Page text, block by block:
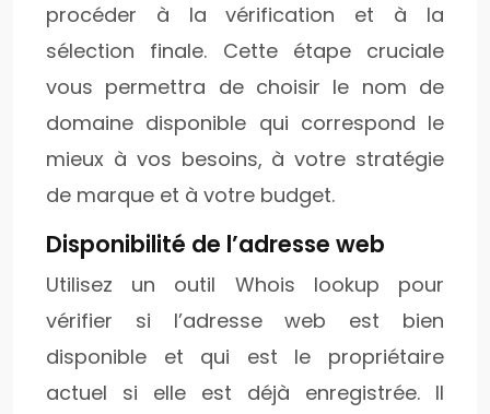
procéder à la vérification et à la
sélection finale. Cette étape cruciale
vous permettra de choisir le nom de
domaine disponible qui correspond le
mieux à vos besoins, à votre stratégie
de marque et à votre budget.
Disponibilité de l’adresse web
Utilisez un outil Whois lookup pour
vérifier si l’adresse web est bien
disponible et qui est le propriétaire
actuel si elle est déjà enregistrée. Il